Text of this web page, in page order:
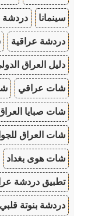
سينمانا دردشة
دردشة عراقية
دليل العراق
شات عراقي
شات صبايا
شات العراق
شات هوى بغداد
تطبيق دردشة
دردشة بنوتة قلبي